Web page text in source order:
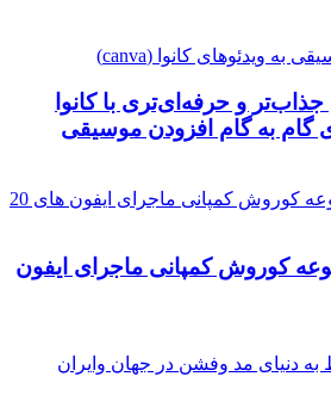
و حرفه‌ای‌تری با کانوا
گام به گام افزودن موسیقی
کوروش کمپانی ماجرای ایفون